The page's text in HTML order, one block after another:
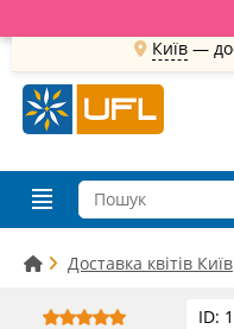
Київ —
Доставка квітів Київ
ID: